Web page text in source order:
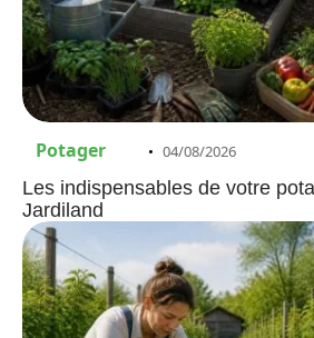
Potager 04/08/2026
Les indispensables de votre
Jardiland